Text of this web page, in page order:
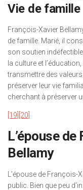
Vie de famille
François-Xavier
de famille. Marié, il
son soutien
la culture et
transmettre des
préserver leur vie
cherchant à préserver
[19] [20]
L’épouse
Bellamy
L’épouse de
public. Bien que peu